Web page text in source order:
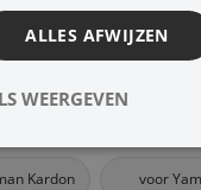
beugels &
Kardon voor
ALLES AFWIJZEN
WEERGEVEN